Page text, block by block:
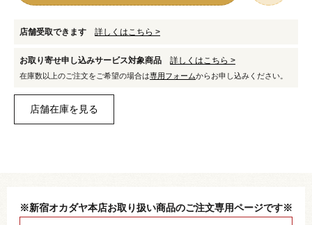
店舗受取できます 詳しくはこちら >
お取り寄せ申し込みサービス対象商品 詳しくはこちら >
在庫数以上のご注文をご希望の場合は専用フォームからお申し込みください。
※新宿オカダヤ本店お取り扱い商品のご注文専用ページです※